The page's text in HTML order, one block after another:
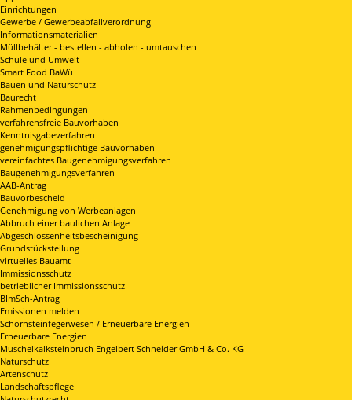
Einrichtungen
Gewerbe / Gewerbeabfallverordnung
Informationsmaterialien
Müllbehälter - bestellen - abholen - umtauschen
Schule und Umwelt
Smart Food BaWü
Bauen und Naturschutz
Baurecht
Rahmenbedingungen
verfahrensfreie Bauvorhaben
Kenntnisgabeverfahren
genehmigungspflichtige Bauvorhaben
vereinfachtes Baugenehmigungsverfahren
Baugenehmigungsverfahren
AAB-Antrag
Bauvorbescheid
Genehmigung von Werbeanlagen
Abbruch einer baulichen Anlage
Abgeschlossenheitsbescheinigung
Grundstücksteilung
virtuelles Bauamt
Immissionsschutz
betrieblicher Immissionsschutz
BImSch-Antrag
Emissionen melden
Schornsteinfegerwesen / Erneuerbare Energien
Erneuerbare Energien
Muschelkalksteinbruch Engelbert Schneider GmbH & Co. KG
Naturschutz
Artenschutz
Landschaftspflege